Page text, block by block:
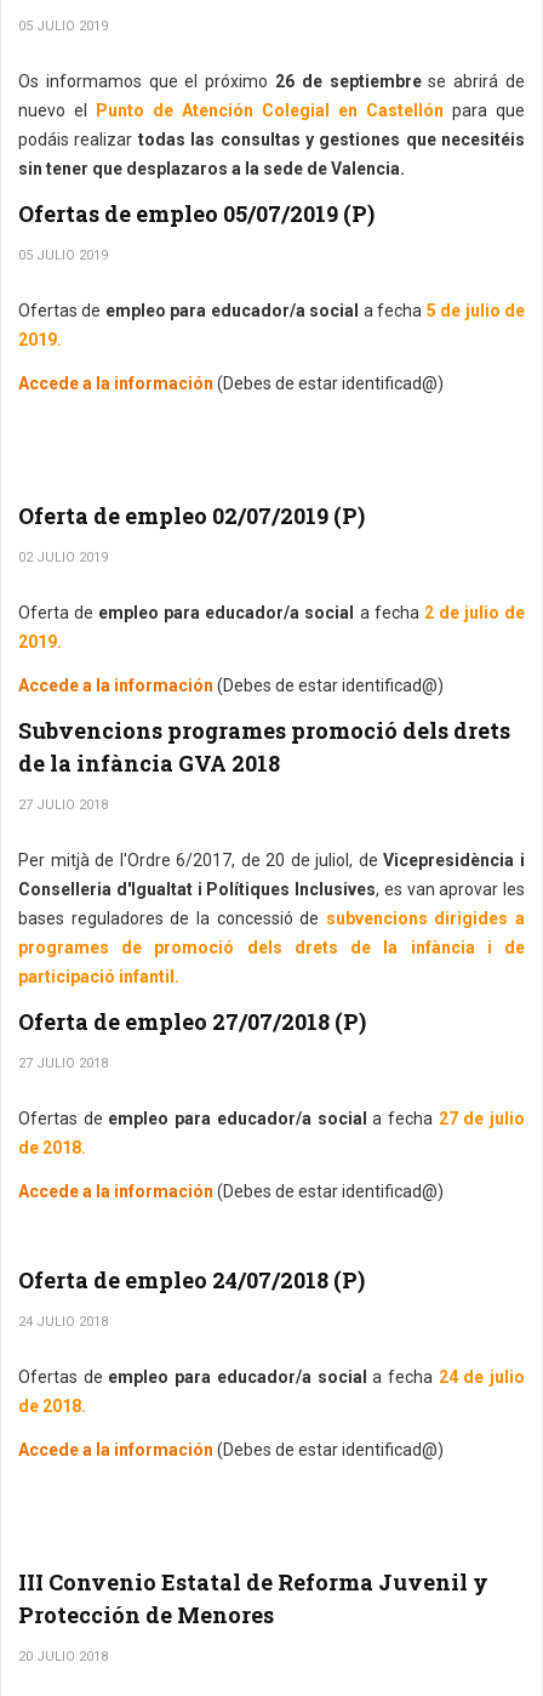
05 JULIO 2019
Os informamos que el próximo 26 de septiembrese abrirá de
nuevo el
Punto de Atención Colegial en Castellón para que
podáis realizar todas las consultas y gestiones que necesitéis
sin tener que desplazaros a la sede de Valencia.
Ofertas de empleo 05/07/2019 (P)
05 JULIO 2019
Ofertas de empleo para educador/a social a fecha 5 de julio de
2019.
Accede a la información (Debes de estar identificad@)
Oferta de empleo 02/07/2019 (P)
02 JULIO 2019
Oferta de empleo para educador/a social a fecha 2 de julio de
2019.
Accede a la información (Debes de estar identificad@)
Subvencions programes promoció dels drets
de la infància GVA 2018
27 JULIO 2018
Per mitjà de l'Ordre 6/2017, de 20 de juliol, deVicepresidència i
Conselleria d'Igualtat i Polítiques Inclusives, es van aprovar les
bases reguladores de la concessió de subvencions dirigides a
programes de promoció dels drets de la infància i de
participació infantil.
Oferta de empleo 27/07/2018 (P)
27 JULIO 2018
Ofertas de empleo para educador/a social a fecha 27 de julio
de 2018.
Accede a la información (Debes de estar identificad@)
Oferta de empleo 24/07/2018 (P)
24 JULIO 2018
Ofertas de empleo para educador/a sociala fecha 24 de julio
de 2018.
Accede a la información (Debes de estar identificad@)
III Convenio Estatal de Reforma Juvenil y
Protección de Menores
20 JULIO 2018